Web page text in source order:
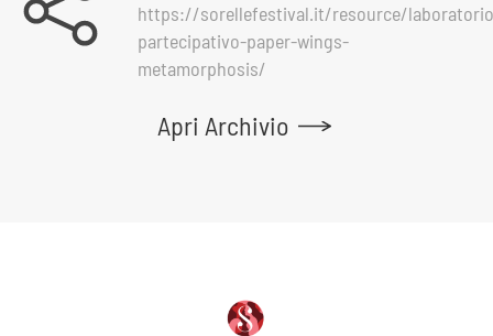
https://sorellefestival.it/resource/
partecipativo-paper-wings-
metamorphosis/
Apri Archivio